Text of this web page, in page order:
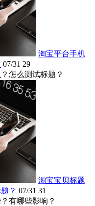
淘宝平台手机
07/31 29
怎么测试标题？
淘宝宝贝标题
？ 07/31 31
有哪些影响？